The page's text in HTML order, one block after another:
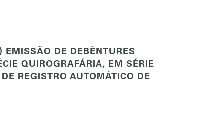
EMISSÃO DE DEBÊNTURES
QUIROGRAFÁRIA, EM SÉRIE
REGISTRO AUTOMÁTICO DE